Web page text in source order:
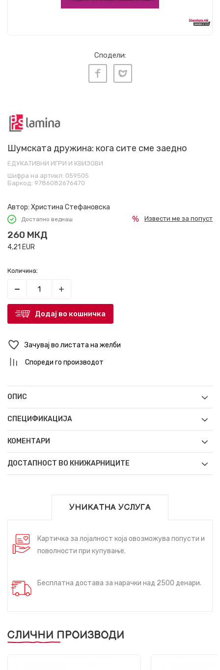
Сподели:
Шумската дружина: кога сите сме заедно
ЕДУКАТИВНИ ИГРИ И КВИЗОВИ
Шифра на артикл: 059505
Баркод: 9786082676470
Автор: Христина Стефановска
Достапно веднаш
260 МКД
4,21 EUR
Извести ме за попуст
Количина:
Додај во кошничка
Зачувај во листата на желби
Спореди го производот
ОПИС
СПЕЦИФИКАЦИЈА
КОМЕНТАРИ
ДОСТАПНОСТ ВО КНИЖАРНИЦИТЕ
УНИКАТНА УСЛУГА
Картичка за лојалност која овозможува попусти и
поволности при купување.
Бесплатна достава за нарачки над 2500 денари.
СЛИЧНИ ПРОИЗВОДИ